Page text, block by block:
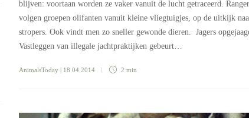
blijven: voortaan worden ze vaker vanuit de lucht getraceerd.
volgen groepen olifanten vanuit kleine vliegtuigjes, op de uitkijk
stropers. Ook vindt men zo sneller gewonde dieren. Jagers
Vastleggen van illegale jachtpraktijken gebeurt…
AnimalsToday | 18 04 2014 2 min